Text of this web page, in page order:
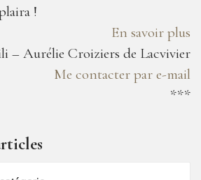
!
En savoir plus
– Aurélie Croiziers de Lacvivier
Me contacter par e-mail
***